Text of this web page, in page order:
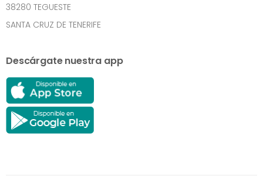
38280 TEGUESTE
SANTA CRUZ DE TENERIFE
Descárgate nuestra app